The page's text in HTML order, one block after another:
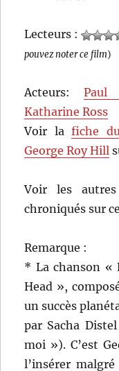
Lecteurs :
pouvez noter ce film)
Acteurs:Paul
Katharine Ross
Voir lafiche
George Roy Hill
Voir les
chroniqués sur
Remarque :
* La chanson «
Head »,
un succès
par Sacha
moi »). C’est
l’insérer